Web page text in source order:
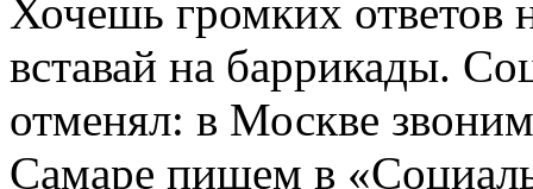
Хочешь громких ответов
вставай на баррикады.
отменял: в Москве
Самаре пишем в